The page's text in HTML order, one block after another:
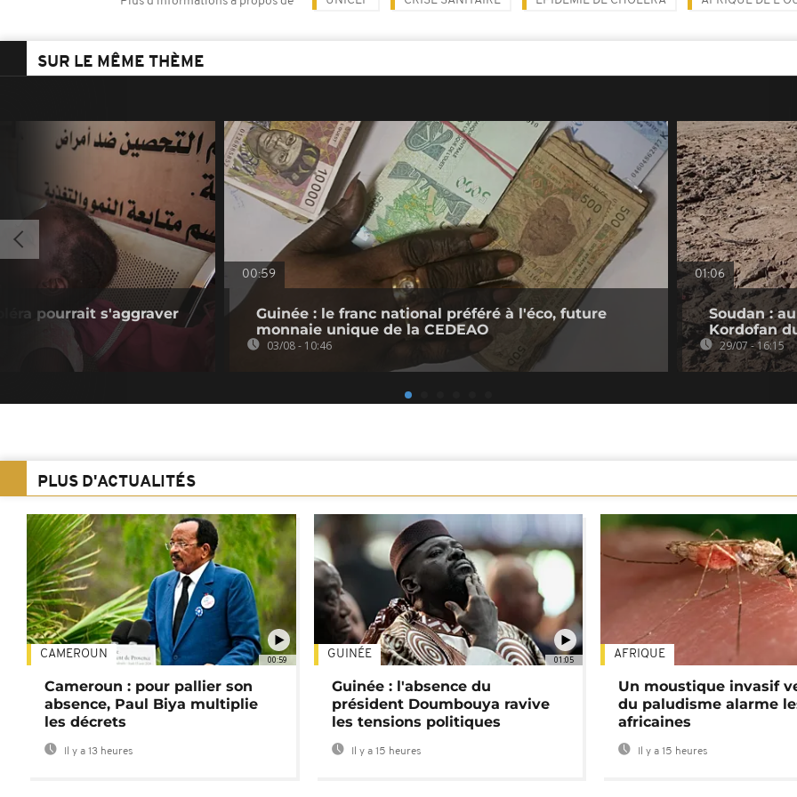
SUR LE MÊME THÈME
pourrait s'aggraver
00:59
Guinée : le franc national préféré à l'éco, future
monnaie unique de la CEDEAO
03/08 - 10:46
01:06
Soudan :
Kordofan
29/07 - 16:15
PLUS D'ACTUALITÉS
00:59
CAMEROUN
Cameroun : pour pallier son
absence, Paul Biya multiplie
les décrets
Il y a 13 heures
01:05
GUINÉE
Guinée : l'absence du
président Doumbouya ravive
les tensions politiques
Il y a 15 heures
AFRIQUE
Un moustique invasif
du paludisme alarme
africaines
Il y a 15 heures